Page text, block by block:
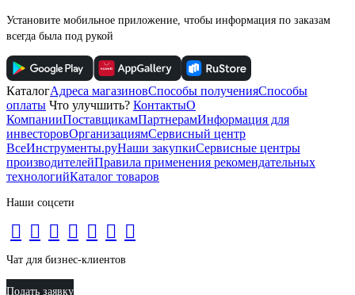
Установите мобильное приложение, чтобы информация по заказам
всегда была под рукой
КаталогАдреса магазиновСпособы полученияСпособы
оплаты Что улучшить? КонтактыО
КомпанииПоставщикамПартнерамИнформация для
инвесторовОрганизациямСервисный центр
ВсеИнструменты.руНаши закупкиСервисные центры
производителейПравила применения рекомендательных
технологийКаталог товаров
Наши соцсети
Чат для бизнес-клиентов
Подать заявку